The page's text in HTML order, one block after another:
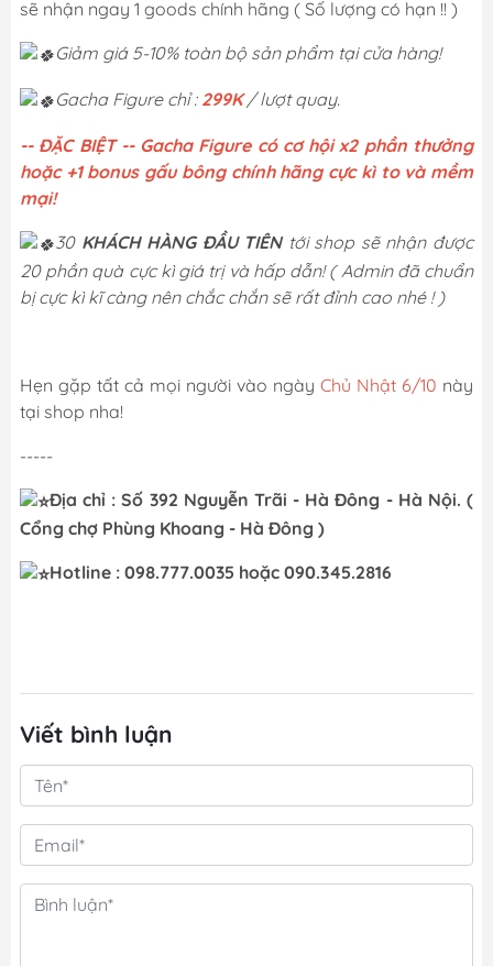
sẽ nhận ngay 1 goods chính hãng ( Số lượng có hạn !! )
Giảm giá 5-10% toàn bộ sản phẩm tại cửa hàng!
Gacha Figure chỉ : 299K/ lượt quay.
-- ĐẶC BIỆT -- Gacha Figure có cơ hội x2 phần thưởng
hoặc +1 bonus gấu bông chính hãng cực kì to và mềm
mại!
30 KHÁCH HÀNG ĐẦU TIÊNtới shop sẽ nhận được
20 phần quà cực kì giá trị và hấp dẫn! ( Admin đã chuẩn
bị cực kì kĩ càng nên chắc chắn sẽ rất đỉnh cao nhé ! )
Hẹn gặp tất cả mọi người vào ngày Chủ Nhật 6/10 này
tại shop nha!
-----
Địa chỉ : Số 392 Nguyễn Trãi - Hà Đông - Hà Nội. (
Cổng chợ Phùng Khoang - Hà Đông )
Hotline : 098.777.0035 hoặc 090.345.2816
Viết bình luận